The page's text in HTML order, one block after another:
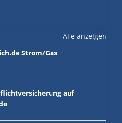
Alle anzeigen
Strom/Gas
auf